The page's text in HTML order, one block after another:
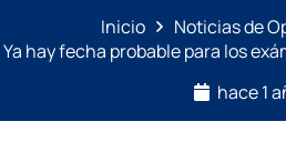
Inicio
Noticias de
Ya hay fecha probable para los
hace 1